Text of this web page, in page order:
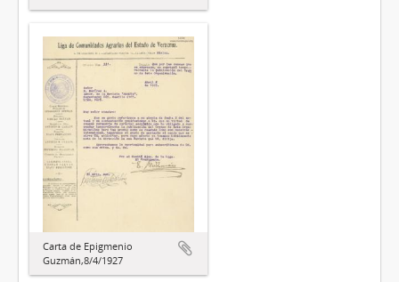
Carta de Epigmenio
Guzmán,8/4/1927